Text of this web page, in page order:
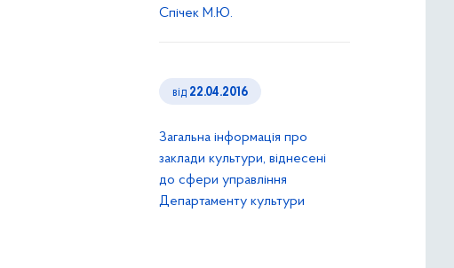
Спічек М.Ю.
від 22.04.2016
Загальна інформація про
заклади культури, віднесені
до сфери управління
Департаменту культури